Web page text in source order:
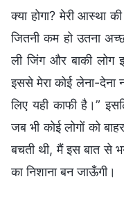
क्या होगा? मेरी आस्था
जितनी कम हो उतना
ली जिंग और बाकी
इससे मेरा कोई लेना-देना
लिए यही काफी है।”
जब भी कोई लोगों को
बचती थी, मैं इस बात से
का निशाना बन जाऊँगी।